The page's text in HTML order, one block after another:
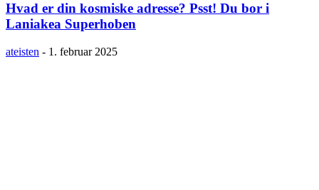
Hvad er din kosmiske adresse? Psst! Du bor i
Laniakea Superhoben
ateisten - 1. februar 2025